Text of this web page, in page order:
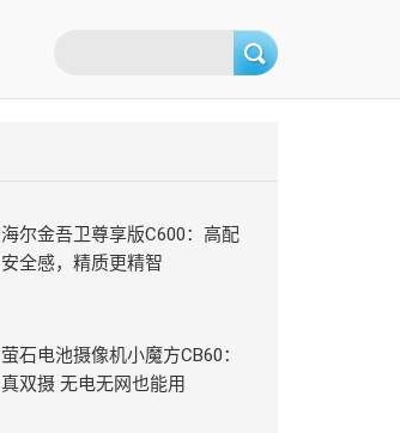
海尔金吾卫尊享版C600：高配
安全感，精质更精智
萤石电池摄像机小魔方CB60：
真双摄 无电无网也能用